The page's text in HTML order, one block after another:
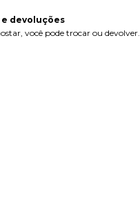
e devoluções
você pode trocar ou devolver.